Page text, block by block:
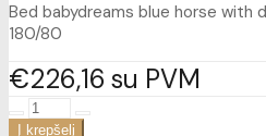
Bed babydreams blue horse
180/80
€226 16 su PVM